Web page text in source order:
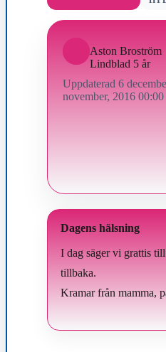
Aston Broström
Lindblad 5 år
Uppdaterad 6
november, 2016 00:00
Dagens hälsning
I dag säger vi grattis
tillbaka.
Kramar från mamma,